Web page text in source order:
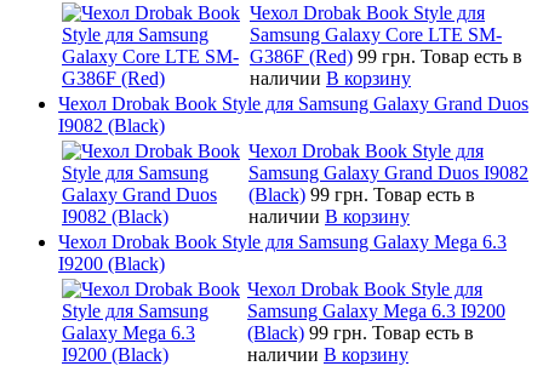
Чехол Drobak Book Style для
Samsung Galaxy Core LTE SM-
G386F (Red) 99 грн. Товар есть в
наличии В корзину
Чехол Drobak Book Style для Samsung Galaxy Grand Duos
I9082 (Black)
Чехол Drobak Book Style для
Samsung Galaxy Grand Duos I9082
(Black) 99 грн. Товар есть в
наличии В корзину
Чехол Drobak Book Style для Samsung Galaxy Mega 6.3
I9200 (Black)
Чехол Drobak Book Style для
Samsung Galaxy Mega 6.3 I9200
(Black) 99 грн. Товар есть в
наличии В корзину